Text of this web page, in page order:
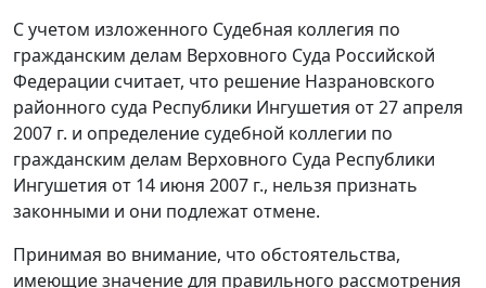
С учетом изложенного Судебная коллегия по
гражданским делам Верховного Суда Российской
Федерации считает, что решение Назрановского
районного суда Республики Ингушетия от 27 апреля
2007 г. и определение судебной коллегии по
гражданским делам Верховного Суда Республики
Ингушетия от 14 июня 2007 г., нельзя признать
законными и они подлежат отмене.
Принимая во внимание, что обстоятельства,
имеющие значение для правильного рассмотрения